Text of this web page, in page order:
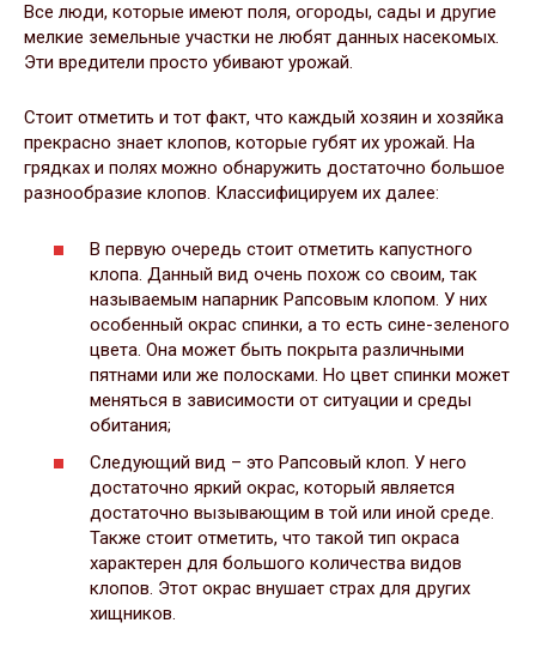
Все люди, которые имеют поля, огороды, сады и другие
мелкие земельные участки не любят данных насекомых.
Эти вредители просто убивают урожай.
Стоит отметить и тот факт, что каждый хозяин и хозяйка
прекрасно знает клопов, которые губят их урожай. На
грядках и полях можно обнаружить достаточно большое
разнообразие клопов. Классифицируем их далее:
В первую очередь стоит отметить капустного
клопа. Данный вид очень похож со своим, так
называемым напарник Рапсовым клопом. У них
особенный окрас спинки, а то есть сине-зеленого
цвета. Она может быть покрыта различными
пятнами или же полосками. Но цвет спинки может
меняться в зависимости от ситуации и среды
обитания;
Следующий вид – это Рапсовый клоп. У него
достаточно яркий окрас, который является
достаточно вызывающим в той или иной среде.
Также стоит отметить, что такой тип окраса
характерен для большого количества видов
клопов. Этот окрас внушает страх для других
хищников.